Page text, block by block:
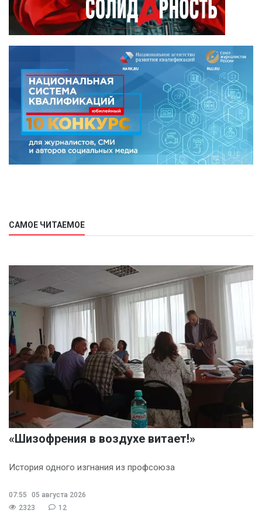
САМОЕ ЧИТАЕМОЕ
«Шизофрения в воздухе витает!»
История одного изгнания из профсоюза
07:55
05 августа 2026
2323
12